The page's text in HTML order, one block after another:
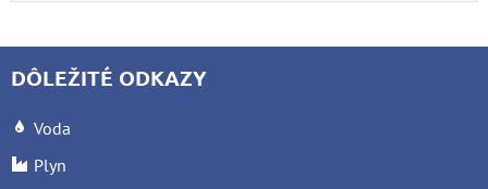
DÔLEŽITÉ ODKAZY
Voda
Plyn